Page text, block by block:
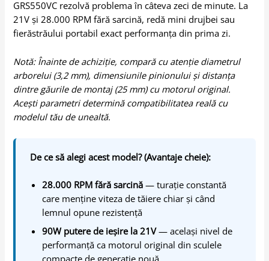
GRS550VC rezolvă problema în câteva zeci de minute. La
21V și 28.000 RPM fără sarcină, redă mini drujbei sau
fierăstrăului portabil exact performanța din prima zi.
Notă: Înainte de achiziție, compară cu atenție diametrul
arborelui (3,2 mm), dimensiunile pinionului și distanța
dintre găurile de montaj (25 mm) cu motorul original.
Acești parametri determină compatibilitatea reală cu
modelul tău de unealtă.
De ce să alegi acest model? (Avantaje cheie):
28.000 RPM fără sarcină — turație constantă
care menține viteza de tăiere chiar și când
lemnul opune rezistență
90W putere de ieșire la 21V— același nivel de
performanță ca motorul original din sculele